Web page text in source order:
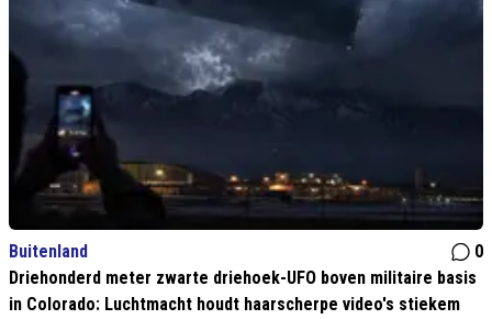
Buitenland
0
Driehonderd meter zwarte driehoek-UFO boven militaire basis
in Colorado: Luchtmacht houdt haarscherpe video's stiekem